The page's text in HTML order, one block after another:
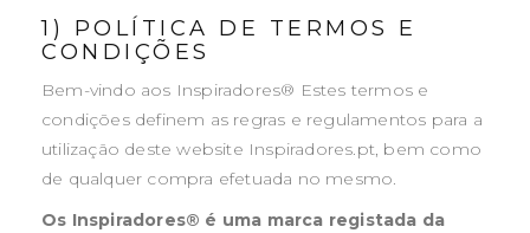
1) POLÍTICA DE TERMOS E
CONDIÇÕES
Bem-vindo aos Inspiradores® Estes termos e
condições definem as regras e regulamentos para a
utilização deste website Inspiradores.pt, bem como
de qualquer compra efetuada no mesmo.
Os Inspiradores® é uma marca registada da